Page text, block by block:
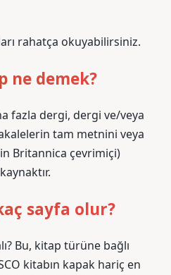
rahatça okuyabilirsiniz.
ne demek?
fazla dergi, dergi ve/veya
tam metnini veya
Britannica çevrimiçi)
sayfa olur?
Bu, kitap türüne bağlı
kitabın kapak hariç en